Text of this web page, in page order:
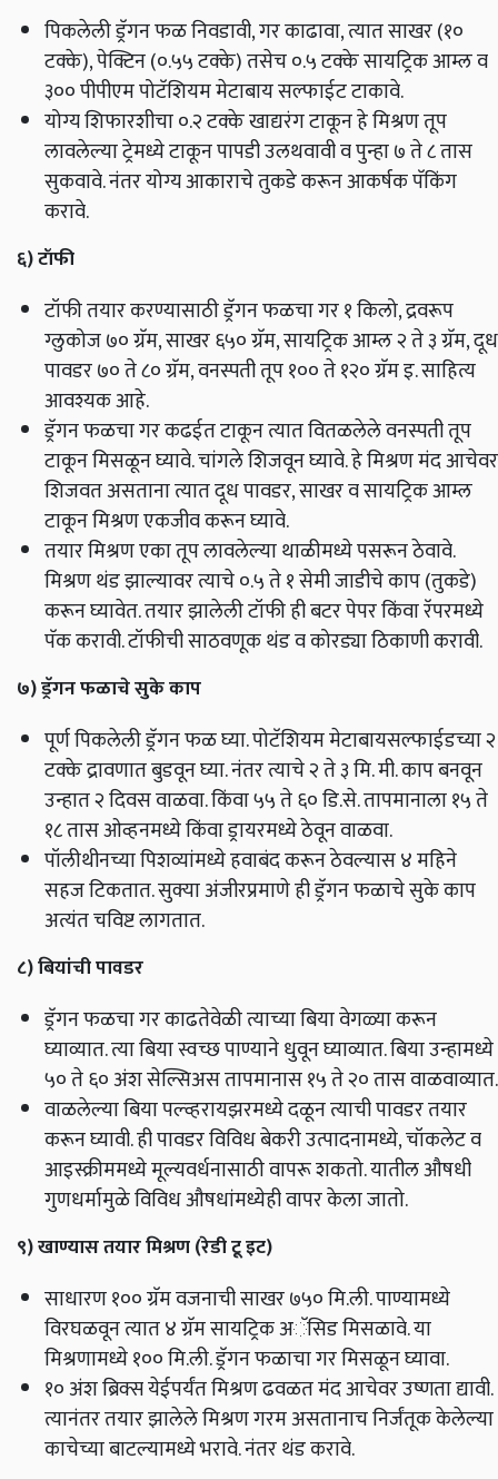
पिकलेली ड्रॅगन फळ निवडावी,गर काढावा,त्यात साखर (१०
टक्के),पेक्टिन (०.५५ टक्के) तसेच ०.५ टक्के सायट्रिक आम्ल व
३०० पीपीएम पोटॅशियम मेटाबाय सल्फाईट टाकावे.
योग्य शिफारशीचा ०.२ टक्के खाद्यरंग टाकून हे मिश्रण तूप
लावलेल्या ट्रेमध्ये टाकून पापडी उलथवावी व पुन्हा ७ ते ८ तास
सुकवावे. नंतर योग्य आकाराचे तुकडे करून आकर्षक पॅकिंग
करावे.
६) टॉफी
टॉफी तयार करण्यासाठी ड्रॅगन फळचा गर १ किलो, द्रवरूप
ग्लुकोज ७० ग्रॅम, साखर ६५० ग्रॅम, सायट्रिक आम्ल २ ते ३ ग्रॅम, दूध
पावडर ७० ते ८० ग्रॅम, वनस्पती तूप १०० ते १२० ग्रॅम इ. साहित्य
आवश्यक आहे.
ड्रॅगन फळचा गर कढईत टाकून त्यात वितळलेले वनस्पती तूप
टाकून मिसळून घ्यावे. चांगले शिजवून घ्यावे. हे मिश्रण मंद आचेवर
शिजवत असताना त्यात दूध पावडर, साखर व सायट्रिक आम्ल
टाकून मिश्रण एकजीव करून घ्यावे.
तयार मिश्रण एका तूप लावलेल्या थाळीमध्ये पसरून ठेवावे.
मिश्रण थंड झाल्यावर त्याचे ०.५ ते १ सेमी जाडीचे काप (तुकडे)
करून घ्यावेत. तयार झालेली टॉफी ही बटर पेपर किंवा रॅपरमध्ये
पॅक करावी. टॉफीची साठवणूक थंड व कोरड्या ठिकाणी करावी.
७) ड्रॅगन फळाचे सुके काप
पूर्ण पिकलेली ड्रॅगन फळ घ्या. पोटॅशियम मेटाबायसल्फाईडच्या २
टक्के द्रावणात बुडवून घ्या. नंतर त्याचे २ ते ३ मि. मी. काप बनवून
उन्हात २ दिवस वाळवा. किंवा ५५ ते ६० डि.से. तापमानाला १५ ते
१८ तास ओव्हनमध्ये किंवा ड्रायरमध्ये ठेवून वाळवा.
पॉलीथीनच्या पिशव्यांमध्ये हवाबंद करून ठेवल्यास ४ महिने
सहज टिकतात. सुक्या अंजीरप्रमाणे ही ड्रॅगन फळाचे सुके काप
अत्यंत चविष्ट लागतात.
८) बियांची पावडर
ड्रॅगन फळचा गर काढतेवेळी त्याच्या बिया वेगळ्या करून
घ्याव्यात. त्या बिया स्वच्छ पाण्याने धुवून घ्याव्यात. बिया उन्हामध्ये
५० ते ६० अंश सेल्सिअस तापमानास १५ ते २० तास वाळवाव्यात.
वाळलेल्या बिया पल्व्हरायझरमध्ये दळून त्याची पावडर तयार
करून घ्यावी. ही पावडर विविध बेकरी उत्पादनामध्ये, चॉकलेट व
आइस्क्रीममध्ये मूल्यवर्धनासाठी वापरू शकतो. यातील औषधी
गुणधर्मामुळे विविध औषधांमध्येही वापर केला जातो.
९) खाण्यास तयार मिश्रण (रेडी टू इट)
साधारण १०० ग्रॅम वजनाची साखर ७५० मि.ली. पाण्यामध्ये
विरघळवून त्यात ४ ग्रॅम सायट्रिक अॅसिड मिसळावे. या
मिश्रणामध्ये १०० मि.ली. ड्रॅगन फळाचा गर मिसळून घ्यावा.
१० अंश ब्रिक्स येईपर्यंत मिश्रण ढवळत मंद आचेवर उष्णता द्यावी.
त्यानंतर तयार झालेले मिश्रण गरम असतानाच निर्जंतूक केलेल्या
काचेच्या बाटल्यामध्ये भरावे. नंतर थंड करावे.